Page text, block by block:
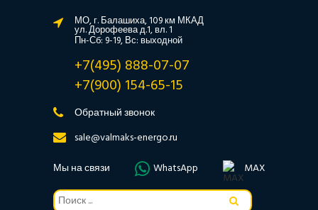
МО, г. Балашиха, 109 км МКАД
ул. Дорофеева д.1, вл. 1
Пн-Сб: 9-19, Вс: выходной
+7(495) 888-07-07
+7(900) 154-65-15
Обратный звонок
sale@valmaks-energo.ru
Мы на связи
WhatsApp MAX